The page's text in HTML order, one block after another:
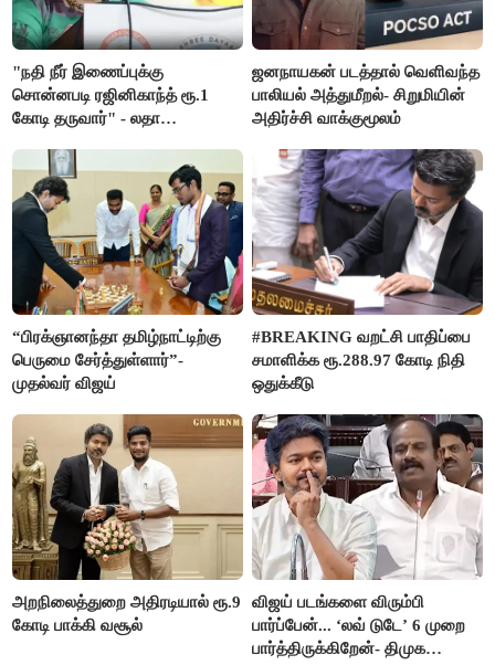
"நதி நீர் இணைப்புக்கு
சொன்னபடி ரஜினிகாந்த் ரூ.1
கோடி தருவார்" - லதா
ஜனநாயகன் படத்தால் வெளிவந்த
பாலியல் அத்துமீறல்- சிறுமியின்
அதிர்ச்சி வாக்குமூலம்
“பிரக்ஞானந்தா தமிழ்நாட்டிற்கு
பெருமை சேர்த்துள்ளார்”-
முதல்வர் விஜய்
#BREAKING வறட்சி பாதிப்பை
சமாளிக்க ரூ.288.97 கோடி நிதி
ஒதுக்கீடு
அறநிலைத்துறை அதிரடியால் ரூ.9
கோடி பாக்கி வசூல்
விஜய் படங்களை விரும்பி
பார்ப்பேன்... ‘லவ் டுடே’ 6 முறை
பார்த்திருக்கிறேன்- திமுக